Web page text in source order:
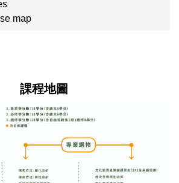
map
課程地圖